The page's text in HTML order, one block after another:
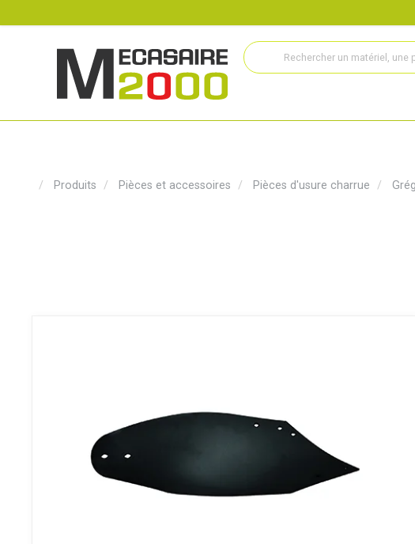
Produits Pièces et accessoires Pièces d'usure charrue